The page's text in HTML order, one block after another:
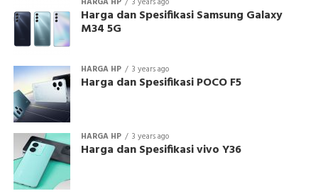
Harga dan Spesifikasi Samsung Galaxy
M34 5G
HARGA HP 3 years ago
Harga dan Spesifikasi POCO F5
HARGA HP 3 years ago
Harga dan Spesifikasi vivo Y36